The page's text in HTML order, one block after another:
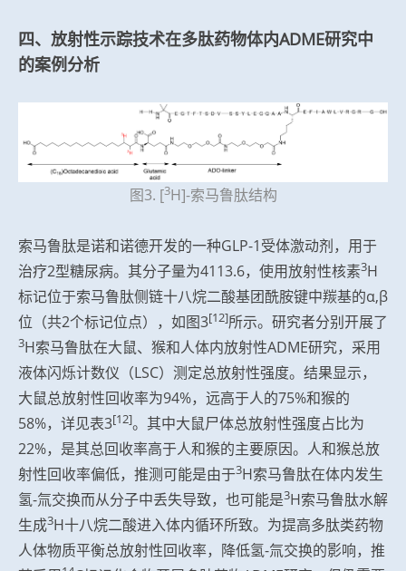
四、放射性示踪技术在多肽药物体内ADME研究中
的案例分析
图3. [3H]-索马鲁肽结构
索马鲁肽是诺和诺德开发的一种GLP-1受体激动剂，用于
治疗2型糖尿病。其分子量为4113.6，使用放射性核素3H
标记位于索马鲁肽侧链十八烷二酸基团酰胺键中羰基的α,β
位（共2个标记位点），如图3[12]所示。研究者分别开展了
3H索马鲁肽在大鼠、猴和人体内放射性ADME研究，采用
液体闪烁计数仪（LSC）测定总放射性强度。结果显示，
大鼠总放射性回收率为94%，远高于人的75%和猴的
58%，详见表3[12]。其中大鼠尸体总放射性强度占比为
22%，是其总回收率高于人和猴的主要原因。人和猴总放
射性回收率偏低，推测可能是由于3H索马鲁肽在体内发生
氢-氚交换而从分子中丢失导致，也可能是3H索马鲁肽水解
生成3H十八烷二酸进入体内循环所致。为提高多肽类药物
人体物质平衡总放射性回收率，降低氢-氚交换的影响，推